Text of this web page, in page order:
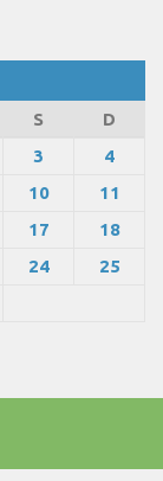
S
D
3
4
10
11
17
18
24
25